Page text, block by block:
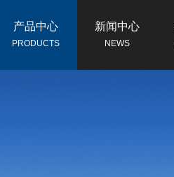
产品中心
PRODUCTS
新闻中心
NEWS